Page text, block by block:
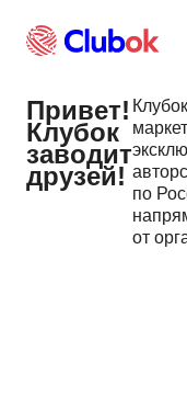
Привет!
Клубок
заводит
друзей!
по
от